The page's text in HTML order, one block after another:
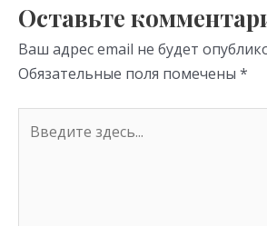
ni
ki
Оставьте
Ваш адрес email не будет
Обязательные поля помечены *
здесь...